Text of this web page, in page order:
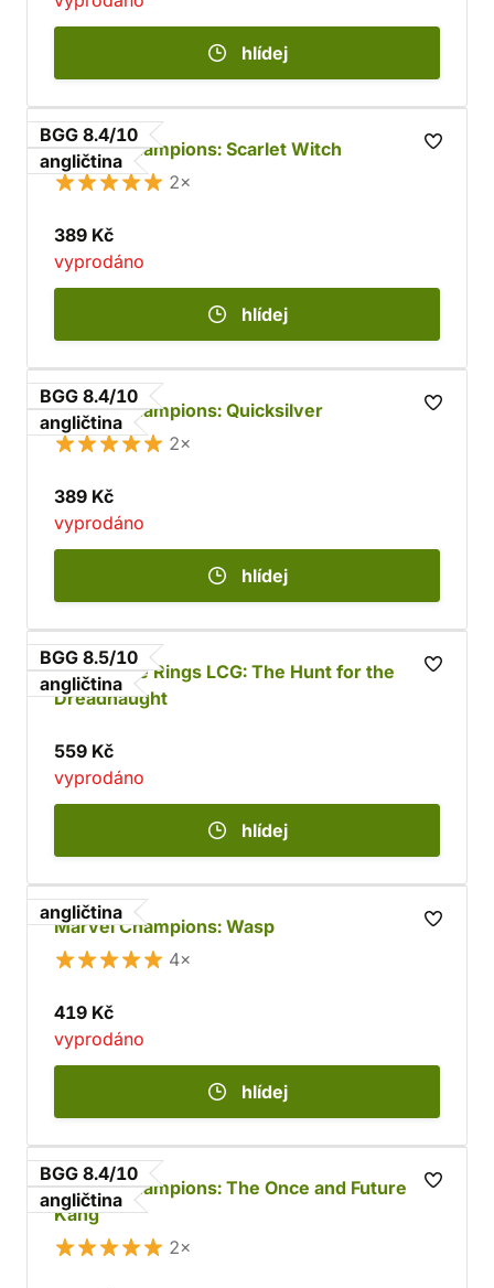
hlídej
BGG 8.4/10
angličtina
Marvel Champions: Scarlet Witch
2×
389 Kč
vyprodáno
hlídej
BGG 8.4/10
angličtina
Marvel Champions: Quicksilver
2×
389 Kč
vyprodáno
hlídej
BGG 8.5/10
angličtina
Lord of the Rings LCG: The Hunt for the
Dreadnaught
559 Kč
vyprodáno
hlídej
angličtina
Marvel Champions: Wasp
4×
419 Kč
vyprodáno
hlídej
BGG 8.4/10
angličtina
Marvel Champions: The Once and Future
Kang
2×